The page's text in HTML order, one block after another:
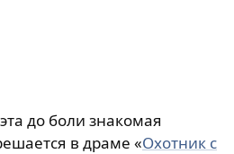
до боли знакомая
в драме «Охотник с